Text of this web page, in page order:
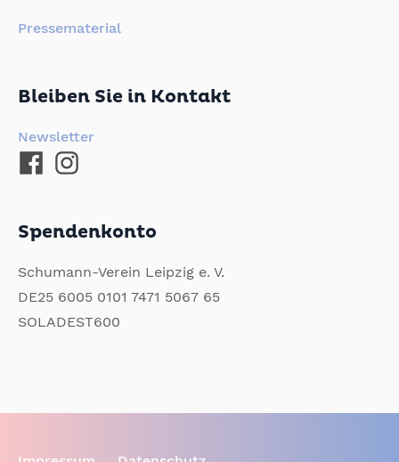
Pressematerial
Bleiben Sie in Kontakt
Newsletter
Spendenkonto
Schumann-Verein Leipzig e. V.
DE25 6005 0101 7471 5067 65
SOLADEST600